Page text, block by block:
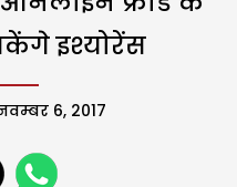
इश्योरेंस
6, 2017